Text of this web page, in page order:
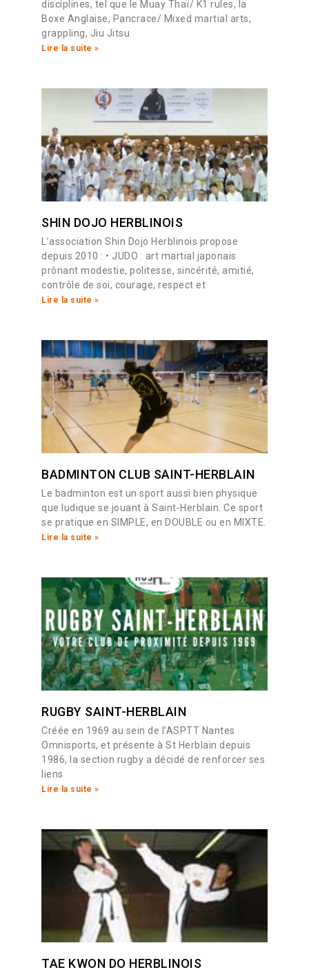
disciplines, tel que le Muay Thaï/ K1 rules, la
Boxe Anglaise, Pancrace/ Mixed martial arts,
grappling, Jiu Jitsu
Lire la suite »
SHIN DOJO HERBLINOIS
L’association Shin Dojo Herblinois propose
depuis 2010 : • JUDO : art martial japonais
prônant modestie, politesse, sincérité, amitié,
contrôle de soi, courage, respect et
Lire la suite »
BADMINTON CLUB SAINT-HERBLAIN
Le badminton est un sport aussi bien physique
que ludique se jouant à Saint-Herblain. Ce sport
se pratique en SIMPLE, en DOUBLE ou en MIXTE.
Lire la suite »
RUGBY SAINT-HERBLAIN
Créée en 1969 au sein de l’ASPTT Nantes
Omnisports, et présente à St Herblain depuis
1986, la section rugby a décidé de renforcer ses
liens
Lire la suite »
TAE KWON DO HERBLINOIS